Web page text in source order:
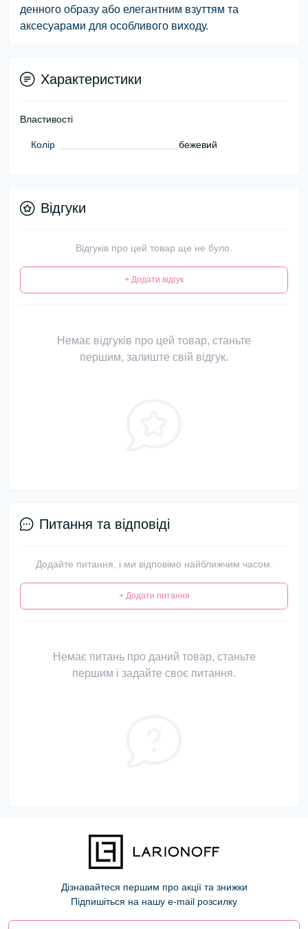
денного образу або елегантним взуттям та
аксесуарами для особливого виходу.
Характеристики
Властивості
Колір бежевий
Відгуки
Відгуків про цей товар ще не було.
+ Додати відгук
Немає відгуків про цей товар, станьте
першим, залиште свій відгук.
Питання та відповіді
Додайте питання, і ми відповімо найближчим часом.
+ Додати питання
Немає питань про даний товар, станьте
першим і задайте своє питання.
Дізнавайтеся першим про акції та знижки
Підпишіться на нашу e-mail розсилку